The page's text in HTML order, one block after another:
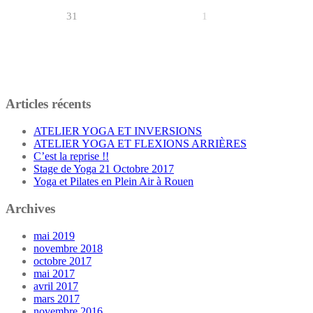
31 1
Articles récents
ATELIER YOGA ET INVERSIONS
ATELIER YOGA ET FLEXIONS ARRIÈRES
C’est la reprise !!
Stage de Yoga 21 Octobre 2017
Yoga et Pilates en Plein Air à Rouen
Archives
mai 2019
novembre 2018
octobre 2017
mai 2017
avril 2017
mars 2017